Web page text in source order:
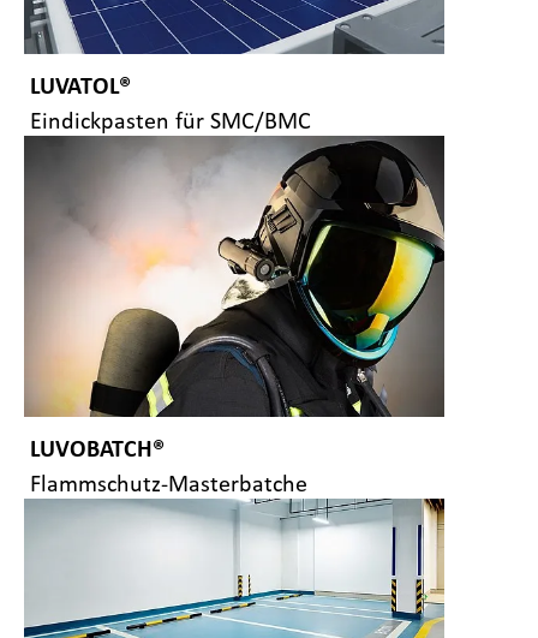
LUVATOL®
Eindickpasten für SMC/BMC
LUVOBATCH®
Flammschutz-Masterbatche